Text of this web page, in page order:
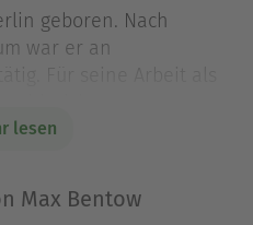
geboren. Nach
war er an
Seit seinem
deutschen
seine Bücher waren
lesen
Max Bentow